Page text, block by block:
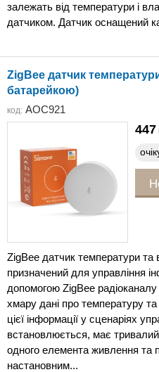
залежать від температури і
датчиком. Датчик оснащений
ZigBee датчик
батарейкою)
код: AOC921
447
ZigBee датчик температури та
призначений для управління
допомогою ZigBee
хмару дані про температуру
цієї інформації у сценаріях
встановлюється, має
одного елемента живлення та
настановним...